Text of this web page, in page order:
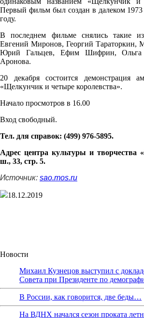
Первый фильм был создан в далеком 1973
году.
В последнем фильме снялись такие
Евгений Миронов, Георгий Тараторкин,
Юрий Гальцев, Ефим Шифрин, Ольга
Аронова.
20 декабря состоится демонстрация
«Щелкунчик и четыре королевства».
Начало просмотров в 16.00
Вход свободный.
Тел. для справок: (499) 976-5895.
Адрес центра культуры и творчества
ш., 33, стр. 5.
Источник: sao.mos.ru
18.12.2019
Новости
Михаил Кузнецов выступил с
Совета при Президенте по
В России, как говорится, две беды…
На ВДНХ начался сезон проката